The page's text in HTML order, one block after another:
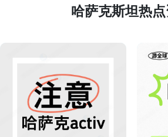
哈萨克斯坦热